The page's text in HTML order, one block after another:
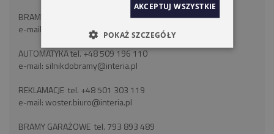
BRAMY ROLETY tel:
+48 793 893 489
e-mail:
silnikdorolet@poczta.fm
AUTOMATYKA tel.+48 509 196 110
e-mail: silnikdobramy@interia.pl
REKLAMACJE tel. +48 501 303 119
e-mail:woster.biuro@interia.pl
BRAMY GARAŻOWE tel. 793 893 489
AKCEPTUJ WSZYSTKIE
POKAŻ SZCZEGÓŁY